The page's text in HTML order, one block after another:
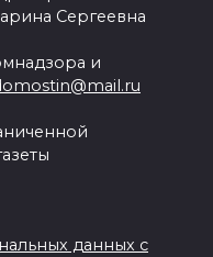
Сергеевна
и
данных с